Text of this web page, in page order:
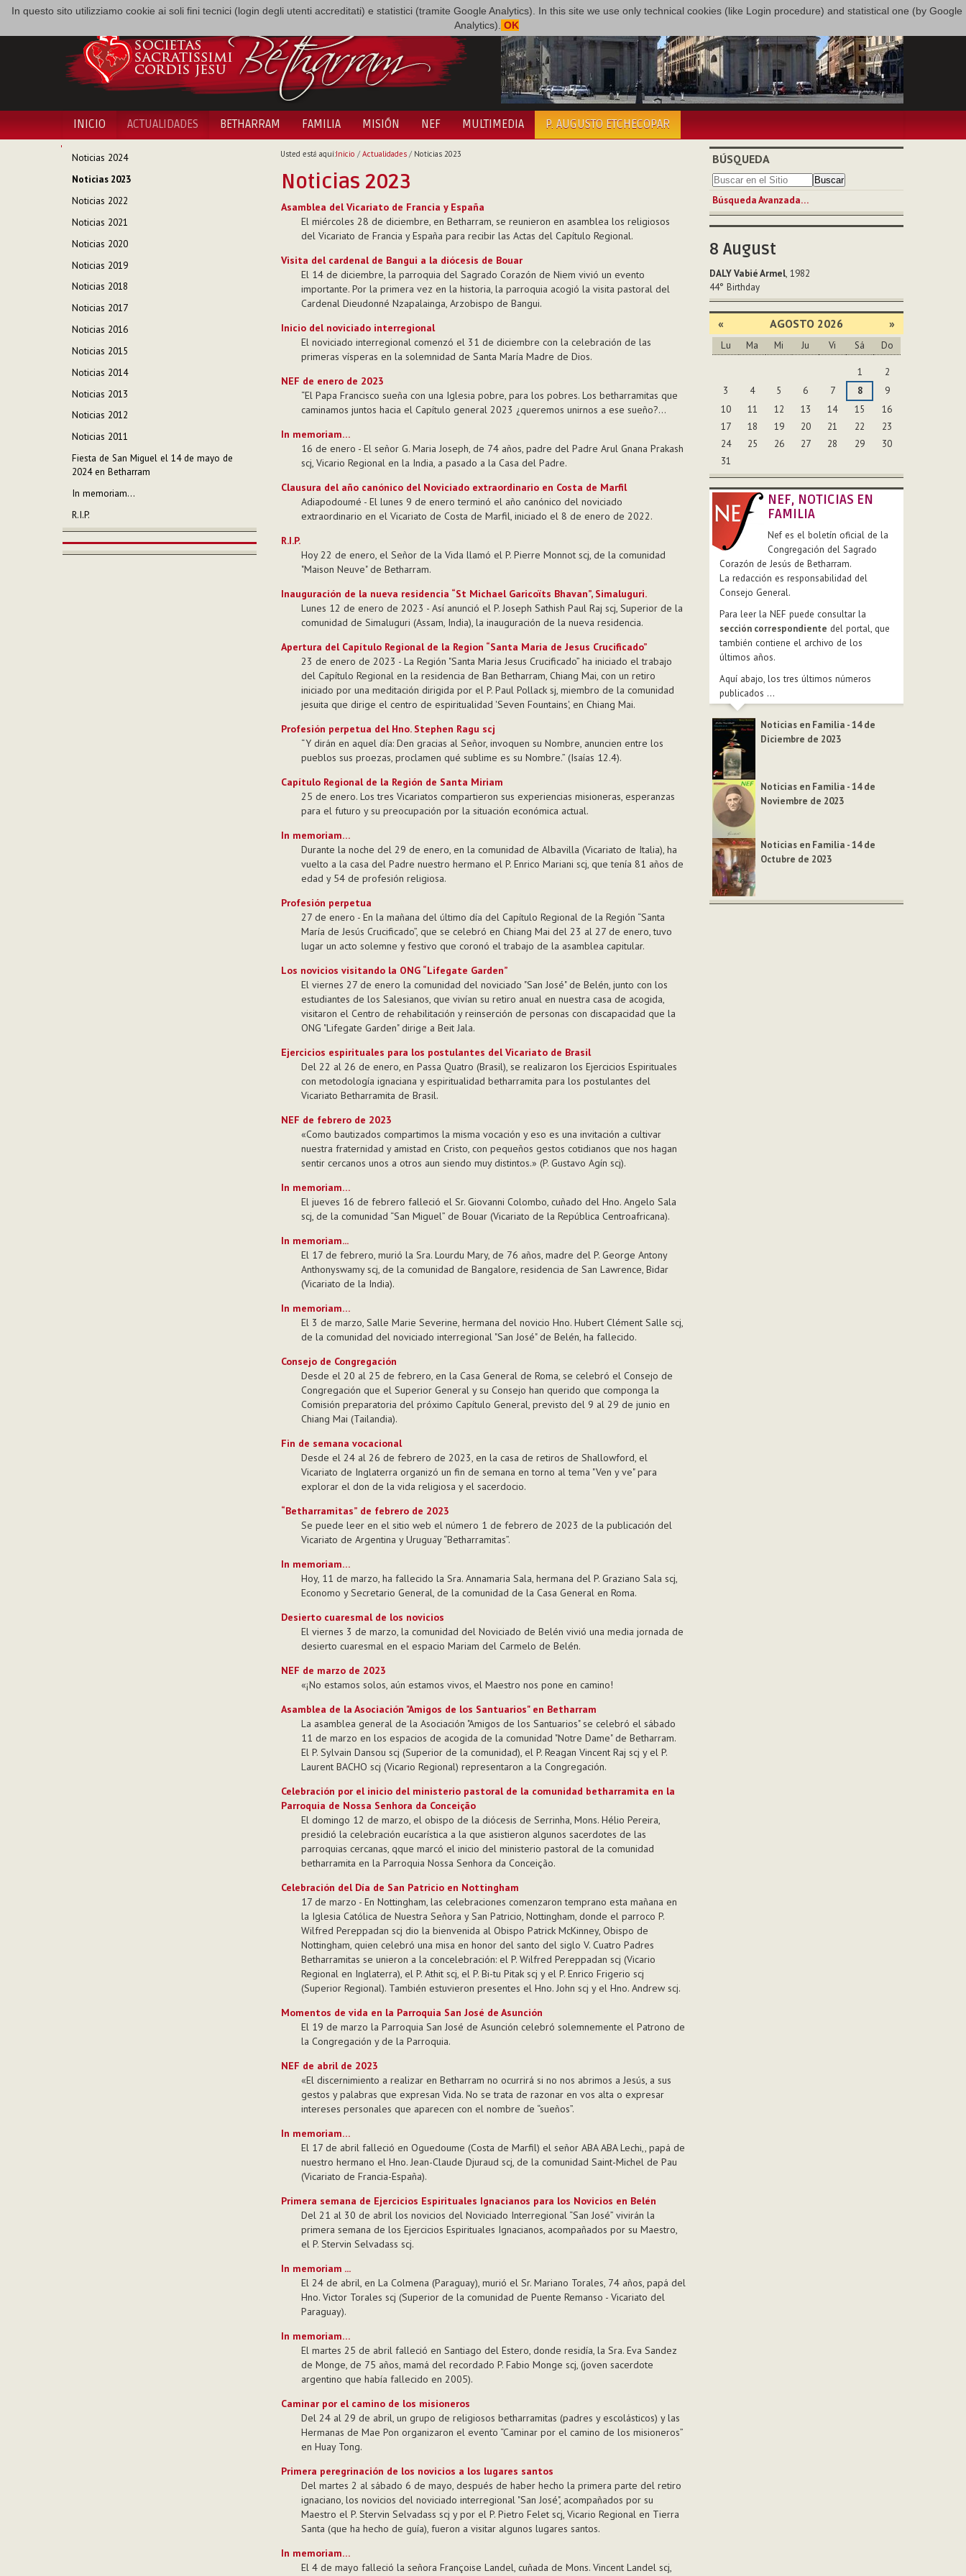
In questo sito utilizziamo cookie ai soli fini tecnici (login degli utenti accreditati) e statistici (tramite Google Analytics). In this site we use only technical cookies (like Login procedure) and statistical one (by Google
Analytics). OK
INICIO ACTUALIDADES BETHARRAM FAMILIA MISIÓN NEF MULTIMEDIA P. AUGUSTO ETCHECOPAR
NAVEGACIÓN
Noticias 2024
Noticias 2023
Noticias 2022
Noticias 2021
Noticias 2020
Noticias 2019
Noticias 2018
Noticias 2017
Noticias 2016
Noticias 2015
Noticias 2014
Noticias 2013
Noticias 2012
Noticias 2011
Fiesta de San Miguel el 14 de mayo de
2024 en Betharram
In memoriam...
R.I.P.
Usted está aquí:Inicio / Actualidades/ Noticias 2023
Noticias 2023
Asamblea del Vicariato de Francia y España
El miércoles 28 de diciembre, en Betharram, se reunieron en asamblea los religiosos
del Vicariato de Francia y España para recibir las Actas del Capítulo Regional.
Visita del cardenal de Bangui a la diócesis de Bouar
El 14 de diciembre, la parroquia del Sagrado Corazón de Niem vivió un evento
importante. Por la primera vez en la historia, la parroquia acogió la visita pastoral del
Cardenal Dieudonné Nzapalainga, Arzobispo de Bangui.
Inicio del noviciado interregional
El noviciado interregional comenzó el 31 de diciembre con la celebración de las
primeras vísperas en la solemnidad de Santa María Madre de Dios.
NEF de enero de 2023
“El Papa Francisco sueña con una Iglesia pobre, para los pobres. Los betharramitas que
caminamos juntos hacia el Capítulo general 2023 ¿queremos unirnos a ese sueño?…
In memoriam…
16 de enero - El señor G. Maria Joseph, de 74 años, padre del Padre Arul Gnana Prakash
scj, Vicario Regional en la India, a pasado a la Casa del Padre.
Clausura del año canónico del Noviciado extraordinario en Costa de Marfil
Adiapodoumé - El lunes 9 de enero terminó el año canónico del noviciado
extraordinario en el Vicariato de Costa de Marfil, iniciado el 8 de enero de 2022.
R.I.P.
Hoy 22 de enero, el Señor de la Vida llamó el P. Pierre Monnot scj, de la comunidad
"Maison Neuve" de Betharram.
Inauguración de la nueva residencia “St Michael Garicoïts Bhavan”, Simaluguri.
Lunes 12 de enero de 2023 - Así anunció el P. Joseph Sathish Paul Raj scj, Superior de la
comunidad de Simaluguri (Assam, India), la inauguración de la nueva residencia.
Apertura del Capítulo Regional de la Region “Santa Maria de Jesus Crucificado”
23 de enero de 2023 - La Región "Santa Maria Jesus Crucificado” ha iniciado el trabajo
del Capítulo Regional en la residencia de Ban Betharram, Chiang Mai, con un retiro
iniciado por una meditación dirigida por el P. Paul Pollack sj, miembro de la comunidad
jesuita que dirige el centro de espiritualidad 'Seven Fountains', en Chiang Mai.
Profesión perpetua del Hno. Stephen Ragu scj
“Y dirán en aquel día: Den gracias al Señor, invoquen su Nombre, anuncien entre los
pueblos sus proezas, proclamen qué sublime es su Nombre.” (Isaías 12.4).
Capítulo Regional de la Región de Santa Miriam
25 de enero. Los tres Vicariatos compartieron sus experiencias misioneras, esperanzas
para el futuro y su preocupación por la situación económica actual.
In memoriam…
Durante la noche del 29 de enero, en la comunidad de Albavilla (Vicariato de Italia), ha
vuelto a la casa del Padre nuestro hermano el P. Enrico Mariani scj, que tenía 81 años de
edad y 54 de profesión religiosa.
Profesión perpetua
27 de enero - En la mañana del último día del Capítulo Regional de la Región “Santa
María de Jesús Crucificado”, que se celebró en Chiang Mai del 23 al 27 de enero, tuvo
lugar un acto solemne y festivo que coronó el trabajo de la asamblea capitular.
Los novicios visitando la ONG “Lifegate Garden”
El viernes 27 de enero la comunidad del noviciado "San José" de Belén, junto con los
estudiantes de los Salesianos, que vivían su retiro anual en nuestra casa de acogida,
visitaron el Centro de rehabilitación y reinserción de personas con discapacidad que la
ONG "Lifegate Garden" dirige a Beit Jala.
Ejercicios espirituales para los postulantes del Vicariato de Brasil
Del 22 al 26 de enero, en Passa Quatro (Brasil), se realizaron los Ejercicios Espirituales
con metodología ignaciana y espiritualidad betharramita para los postulantes del
Vicariato Betharramita de Brasil.
NEF de febrero de 2023
«Como bautizados compartimos la misma vocación y eso es una invitación a cultivar
nuestra fraternidad y amistad en Cristo, con pequeños gestos cotidianos que nos hagan
sentir cercanos unos a otros aun siendo muy distintos.» (P. Gustavo Agín scj).
In memoriam…
El jueves 16 de febrero falleció el Sr. Giovanni Colombo, cuñado del Hno. Angelo Sala
scj, de la comunidad “San Miguel” de Bouar (Vicariato de la República Centroafricana).
In memoriam...
El 17 de febrero, murió la Sra. Lourdu Mary, de 76 años, madre del P. George Antony
Anthonyswamy scj, de la comunidad de Bangalore, residencia de San Lawrence, Bidar
(Vicariato de la India).
In memoriam…
El 3 de marzo, Salle Marie Severine, hermana del novicio Hno. Hubert Clément Salle scj,
de la comunidad del noviciado interregional "San José" de Belén, ha fallecido.
Consejo de Congregación
Desde el 20 al 25 de febrero, en la Casa General de Roma, se celebró el Consejo de
Congregación que el Superior General y su Consejo han querido que componga la
Comisión preparatoria del próximo Capítulo General, previsto del 9 al 29 de junio en
Chiang Mai (Tailandia).
Fin de semana vocacional
Desde el 24 al 26 de febrero de 2023, en la casa de retiros de Shallowford, el
Vicariato de Inglaterra organizó un fin de semana en torno al tema "Ven y ve" para
explorar el don de la vida religiosa y el sacerdocio.
“Betharramitas” de febrero de 2023
Se puede leer en el sitio web el número 1 de febrero de 2023 de la publicación del
Vicariato de Argentina y Uruguay “Betharramitas”.
In memoriam…
Hoy, 11 de marzo, ha fallecido la Sra. Annamaria Sala, hermana del P. Graziano Sala scj,
Economo y Secretario General, de la comunidad de la Casa General en Roma.
Desierto cuaresmal de los novicios
El viernes 3 de marzo, la comunidad del Noviciado de Belén vivió una media jornada de
desierto cuaresmal en el espacio Mariam del Carmelo de Belén.
NEF de marzo de 2023
«¡No estamos solos, aún estamos vivos, el Maestro nos pone en camino!
Asamblea de la Asociación "Amigos de los Santuarios" en Betharram
La asamblea general de la Asociación "Amigos de los Santuarios" se celebró el sábado
11 de marzo en los espacios de acogida de la comunidad "Notre Dame" de Betharram.
El P. Sylvain Dansou scj (Superior de la comunidad), el P. Reagan Vincent Raj scj y el P.
Laurent BACHO scj (Vicario Regional) representaron a la Congregación.
Celebración por el inicio del ministerio pastoral de la comunidad betharramita en la
Parroquia de Nossa Senhora da Conceição
El domingo 12 de marzo, el obispo de la diócesis de Serrinha, Mons. Hélio Pereira,
presidió la celebración eucarística a la que asistieron algunos sacerdotes de las
parroquias cercanas, qque marcó el inicio del ministerio pastoral de la comunidad
betharramita en la Parroquia Nossa Senhora da Conceição.
Celebración del Día de San Patricio en Nottingham
17 de marzo - En Nottingham, las celebraciones comenzaron temprano esta mañana en
la Iglesia Católica de Nuestra Señora y San Patricio, Nottingham, donde el parroco P.
Wilfred Pereppadan scj dio la bienvenida al Obispo Patrick McKinney, Obispo de
Nottingham, quien celebró una misa en honor del santo del siglo V. Cuatro Padres
Betharramitas se unieron a la concelebración: el P. Wilfred Pereppadan scj (Vicario
Regional en Inglaterra), el P. Athit scj, el P. Bi-tu Pitak scj y el P. Enrico Frigerio scj
(Superior Regional). También estuvieron presentes el Hno. John scj y el Hno. Andrew scj.
Momentos de vida en la Parroquia San José de Asunción
El 19 de marzo la Parroquia San José de Asunción celebró solemnemente el Patrono de
la Congregación y de la Parroquia.
NEF de abril de 2023
«El discernimiento a realizar en Betharram no ocurrirá si no nos abrimos a Jesús, a sus
gestos y palabras que expresan Vida. No se trata de razonar en vos alta o expresar
intereses personales que aparecen con el nombre de “sueños”.
In memoriam…
El 17 de abril falleció en Oguedoume (Costa de Marfil) el señor ABA ABA Lechi,, papá de
nuestro hermano el Hno. Jean-Claude Djuraud scj, de la comunidad Saint-Michel de Pau
(Vicariato de Francia-España).
Primera semana de Ejercicios Espirituales Ignacianos para los Novicios en Belén
Del 21 al 30 de abril los novicios del Noviciado Interregional “San José” vivirán la
primera semana de los Ejercicios Espirituales Ignacianos, acompañados por su Maestro,
el P. Stervin Selvadass scj.
In memoriam ...
El 24 de abril, en La Colmena (Paraguay), murió el Sr. Mariano Torales, 74 años, papá del
Hno. Victor Torales scj (Superior de la comunidad de Puente Remanso - Vicariato del
Paraguay).
In memoriam…
El martes 25 de abril falleció en Santiago del Estero, donde residía, la Sra. Eva Sandez
de Monge, de 75 años, mamá del recordado P. Fabio Monge scj, (joven sacerdote
argentino que había fallecido en 2005).
Caminar por el camino de los misioneros
Del 24 al 29 de abril, un grupo de religiosos betharramitas (padres y escolásticos) y las
Hermanas de Mae Pon organizaron el evento “Caminar por el camino de los misioneros”
en Huay Tong.
Primera peregrinación de los novicios a los lugares santos
Del martes 2 al sábado 6 de mayo, después de haber hecho la primera parte del retiro
ignaciano, los novicios del noviciado interregional "San José", acompañados por su
Maestro el P. Stervin Selvadass scj y por el P. Pietro Felet scj, Vicario Regional en Tierra
Santa (que ha hecho de guía), fueron a visitar algunos lugares santos.
In memoriam…
El 4 de mayo falleció la señora Françoise Landel, cuñada de Mons. Vincent Landel scj,
BÚSQUEDA
Búsqueda Avanzada…
8 August
DALY Vabié Armel, 1982
44° Birthday
« AGOSTO 2026 »
Lu Ma Mi Ju Vi Sá Do
1
2
3
4 5 6 7 8
9
10
11 12 13 14 15
16
17
18 19 20 21 22
23
24
25 26 27 28 29
30
31
NEF, NOTICIAS EN
FAMILIA
Nef es el boletín oficial de la
Congregación del Sagrado
Corazón de Jesús de Betharram.
La redacción es responsabilidad del
Consejo General.
Para leer la NEF puede consultar la
sección correspondiente del portal, que
también contiene el archivo de los
últimos años.
Aquí abajo, los tres últimos números
publicados ...
Noticias en Familia - 14 de
Diciembre de 2023
Noticias en Familia - 14 de
Noviembre de 2023
Noticias en Familia - 14 de
Octubre de 2023